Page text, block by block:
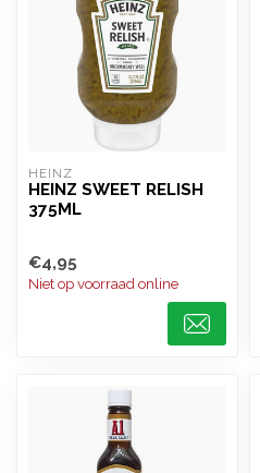
HEINZ
HEINZ SWEET RELISH
375ML
€4,95
Niet op voorraad online